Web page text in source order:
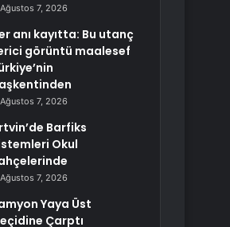
Ağustos 7, 2026
anı kayıtta: Bu utanç
görüntü maalesef
Ağustos 7, 2026
Barfiks
Okul
Ağustos 7, 2026
Yaya Üst
Çarptı